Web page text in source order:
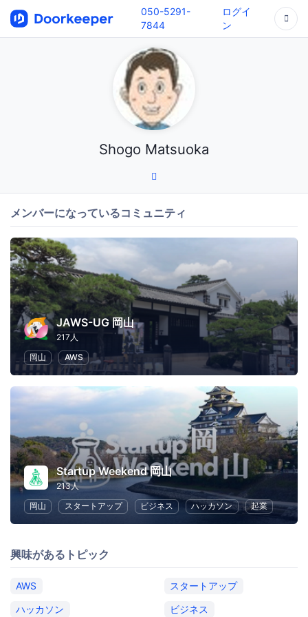
050-5291-
7844
ログイ
ン
Shogo Matsuoka
メンバーになっているコミュニティ
JAWS-UG 岡山
217人
岡山
AWS
Startup Weekend 岡山
213人
岡山
スタートアップ ビジネス ハッカソン 起業
興味があるトピック
AWS
スタートアップ
ハッカソン
ビジネス